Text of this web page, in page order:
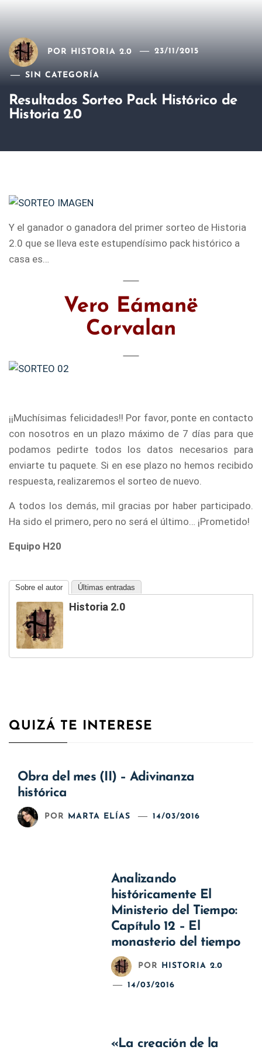
POR HISTORIA 2.0 23/11/2015
SIN CATEGORÍA
Resultados Sorteo Pack Histórico de
Historia 2.0
Y el ganador o ganadora del primer sorteo de Historia
2.0 que se lleva este estupendísimo pack histórico a
casa es…
Vero Eámanë
Corvalan
¡¡Muchísimas felicidades!! Por favor, ponte en contacto
con nosotros en un plazo máximo de 7 días para que
podamos pedirte todos los datos necesarios para
enviarte tu paquete. Si en ese plazo no hemos recibido
respuesta, realizaremos el sorteo de nuevo.
A todos los demás, mil gracias por haber participado.
Ha sido el primero, pero no será el último… ¡Prometido!
Equipo H20
Sobre el autor Últimas entradas
Historia 2.0
QUIZÁ TE INTERESE
Obra del mes (II) – Adivinanza
histórica
POR MARTA ELÍAS 14/03/2016
Analizando
históricamente El
Ministerio del Tiempo:
Capítulo 12 – El
monasterio del tiempo
POR HISTORIA 2.0
14/03/2016
«La creación de la